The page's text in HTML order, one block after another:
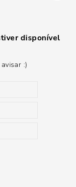
disponível
:)